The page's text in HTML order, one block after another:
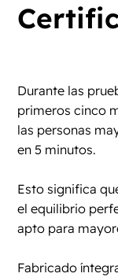
Durante las
primeros cinco
las personas
en 5 minutos.
Esto significa
el equilibrio
apto para
Fabricado